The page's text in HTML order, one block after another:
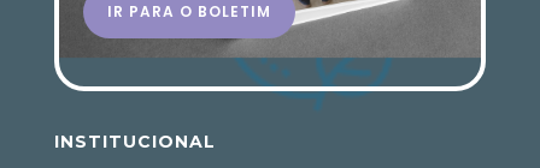
IR PARA O BOLETIM
INSTITUCIONAL